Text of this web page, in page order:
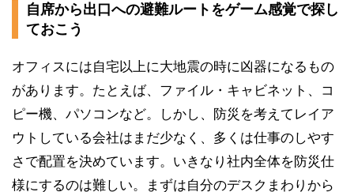
自席から出口への避難ルートをゲーム感覚で探し
ておこう
オフィスには自宅以上に大地震の時に凶器になるもの
があります。たとえば、ファイル・キャビネット、コ
ピー機、パソコンなど。しかし、防災を考えてレイア
ウトしている会社はまだ少なく、多くは仕事のしやす
さで配置を決めています。いきなり社内全体を防災仕
様にするのは難しい。まずは自分のデスクまわりから